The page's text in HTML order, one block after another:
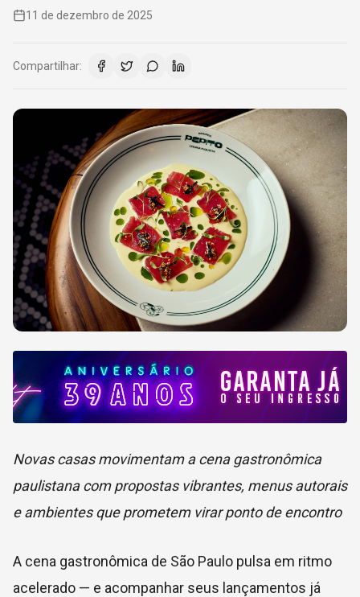
11 de dezembro de 2025
Compartilhar:
Novas casas movimentam a cena gastronômica
paulistana com propostas vibrantes, menus autorais
e ambientes que prometem virar ponto de encontro
A cena gastronômica de São Paulo pulsa em ritmo
acelerado — e acompanhar seus lançamentos já